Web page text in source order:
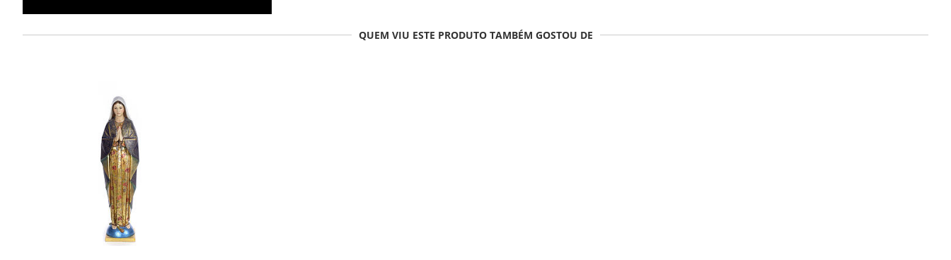
QUEM VIU ESTE PRODUTO TAMBÉM GOSTOU DE